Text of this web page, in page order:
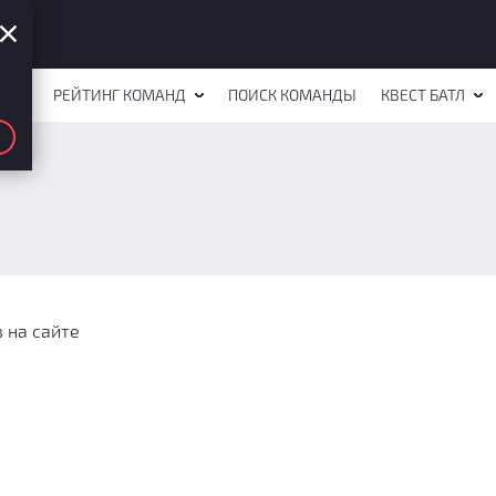
РЕЙТИНГ КОМАНД ПОИСК КОМАНДЫ КВЕСТ БАТЛ
на сайте